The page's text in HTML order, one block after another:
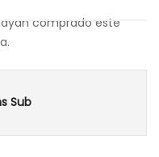
comprado este
Sub